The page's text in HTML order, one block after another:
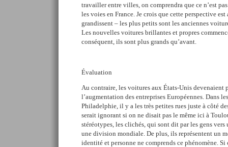
travailler entre villes, on comprendra que ce n’est
les voies en France. Je crois que cette perspective
grandissent – les plus petits sont les anciennes
Les nouvelles voitures brillantes et propres
conséquent, ils sont plus grands qu’avant.
Évaluation
Au contraire, les voitures aux États-Unis devenaient
l’augmentation des entreprises Européennes. Dans
Philadelphie, il y a les très petites rues juste à côté
serait ignorant si on ne disait pas le même ici à
stéréotypes, les clichés, qui sont dit par les gens vers
une division mondiale. De plus, ils représentent un
identité et personne ne comprends ce phénomène.